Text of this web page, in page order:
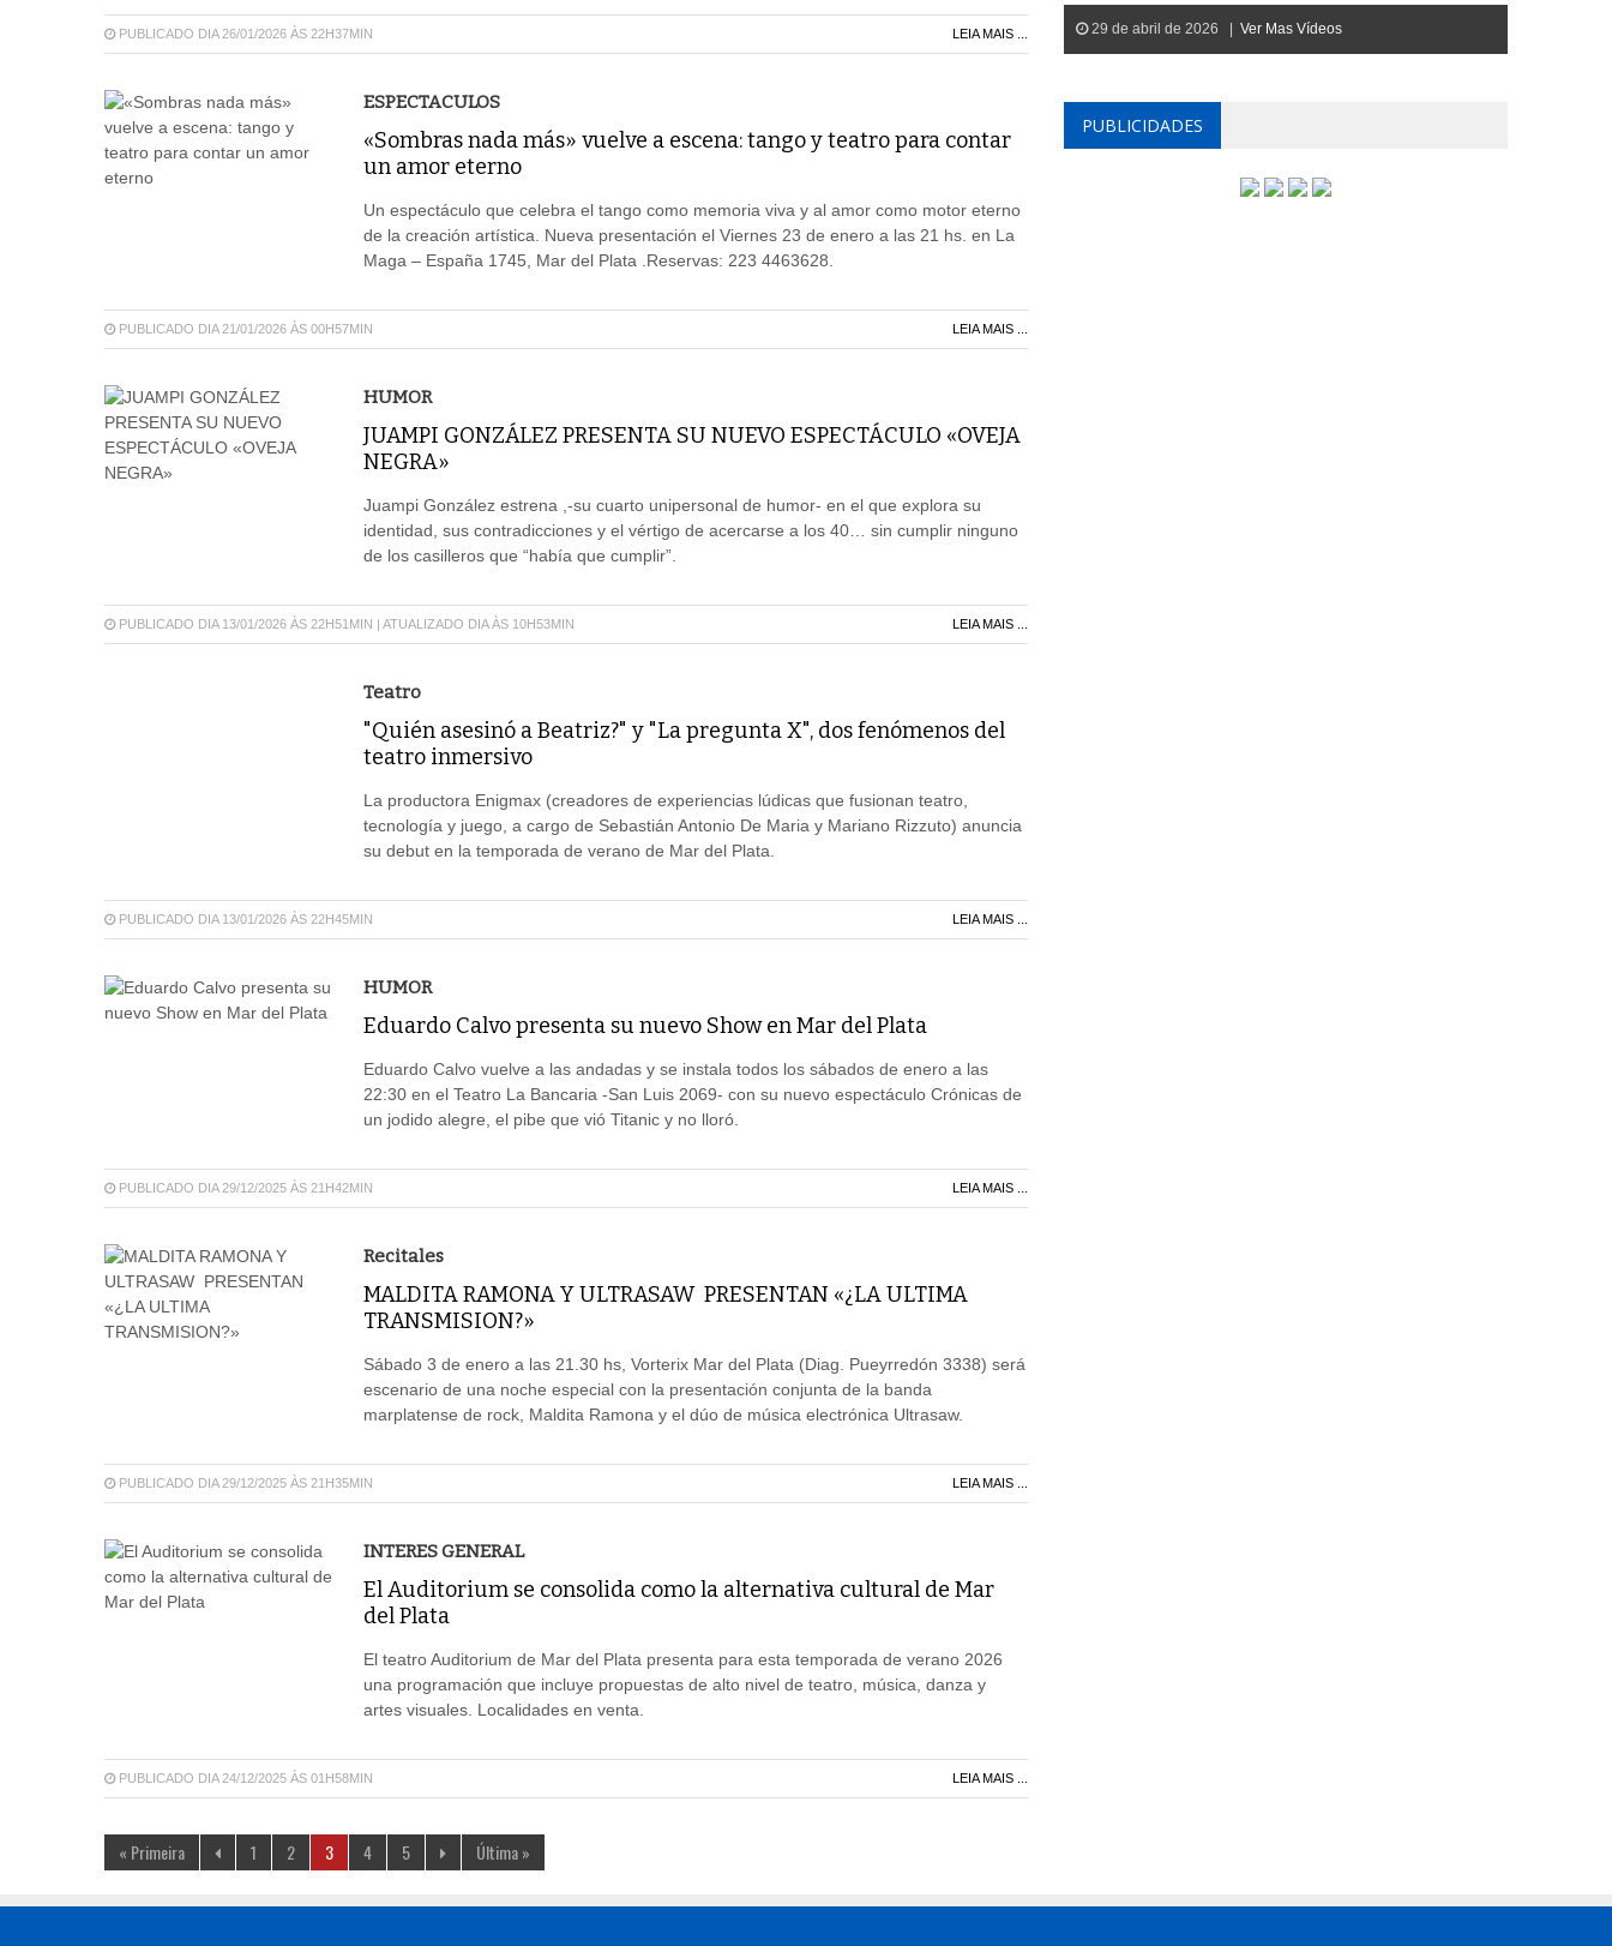
PUBLICADO DIA 26/01/2026 ÀS 22H37MIN LEIA MAIS ...
ESPECTACULOS
«Sombras nada más» vuelve a escena: tango y teatro para contar
un amor eterno
Un espectáculo que celebra el tango como memoria viva y al amor como motor eterno
de la creación artística. Nueva presentación el Viernes 23 de enero a las 21 hs. en La
Maga – España 1745, Mar del Plata .Reservas: 223 4463628.
PUBLICADO DIA 21/01/2026 ÀS 00H57MIN LEIA MAIS ...
HUMOR
JUAMPI GONZÁLEZ PRESENTA SU NUEVO ESPECTÁCULO «OVEJA
NEGRA»
Juampi González estrena ,-su cuarto unipersonal de humor- en el que explora su
identidad, sus contradicciones y el vértigo de acercarse a los 40… sin cumplir ninguno
de los casilleros que “había que cumplir”.
PUBLICADO DIA 13/01/2026 ÀS 22H51MIN | ATUALIZADO DIA ÀS 10H53MIN LEIA MAIS ...
Teatro
"Quién asesinó a Beatriz?" y "La pregunta X", dos fenómenos del
teatro inmersivo
La productora Enigmax (creadores de experiencias lúdicas que fusionan teatro,
tecnología y juego, a cargo de Sebastián Antonio De Maria y Mariano Rizzuto) anuncia
su debut en la temporada de verano de Mar del Plata.
PUBLICADO DIA 13/01/2026 ÀS 22H45MIN LEIA MAIS ...
HUMOR
Eduardo Calvo presenta su nuevo Show en Mar del Plata
Eduardo Calvo vuelve a las andadas y se instala todos los sábados de enero a las
22:30 en el Teatro La Bancaria -San Luis 2069- con su nuevo espectáculo Crónicas de
un jodido alegre, el pibe que vió Titanic y no lloró.
PUBLICADO DIA 29/12/2025 ÀS 21H42MIN LEIA MAIS ...
Recitales
MALDITA RAMONA Y ULTRASAW PRESENTAN «¿LA ULTIMA
TRANSMISION?»
Sábado 3 de enero a las 21.30 hs, Vorterix Mar del Plata (Diag. Pueyrredón 3338) será
escenario de una noche especial con la presentación conjunta de la banda
marplatense de rock, Maldita Ramona y el dúo de música electrónica Ultrasaw.
PUBLICADO DIA 29/12/2025 ÀS 21H35MIN LEIA MAIS ...
INTERES GENERAL
El Auditorium se consolida como la alternativa cultural de Mar
del Plata
El teatro Auditorium de Mar del Plata presenta para esta temporada de verano 2026
una programación que incluye propuestas de alto nivel de teatro, música, danza y
artes visuales. Localidades en venta.
PUBLICADO DIA 24/12/2025 ÀS 01H58MIN LEIA MAIS ...
« Primeira 1 2 3 4 5 Última »
29 de abril de 2026 | Ver Mas Vídeos
PUBLICIDADES